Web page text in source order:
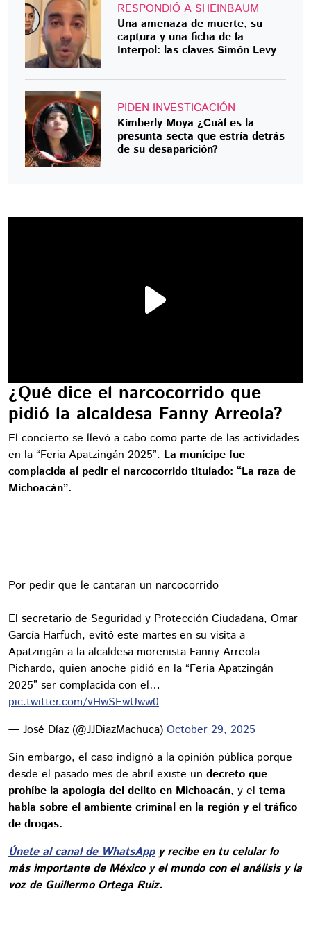
RESPONDIÓ A SHEINBAUM
Una amenaza de muerte, su
captura y una ficha de la
Interpol: las claves Simón Levy
PIDEN INVESTIGACIÓN
Kimberly Moya ¿Cuál es la
presunta secta que estría detrás
de su desaparición?
¿Qué dice el narcocorrido que
pidió la alcaldesa Fanny Arreola?
El concierto se llevó a cabo como parte de las actividades
en la “Feria Apatzingán 2025”. La munícipe fue
complacida al pedir el narcocorrido titulado: “La raza de
Michoacán”.
Por pedir que le cantaran un narcocorrido
El secretario de Seguridad y Protección Ciudadana, Omar
García Harfuch, evitó este martes en su visita a
Apatzingán a la alcaldesa morenista Fanny Arreola
Pichardo, quien anoche pidió en la “Feria Apatzingán
2025” ser complacida con el…
pic.twitter.com/vHwSEwUww0
— José Díaz (@JJDiazMachuca) October 29, 2025
Sin embargo, el caso indignó a la opinión pública porque
desde el pasado mes de abril existe un decreto que
prohíbe la apología del delito en Michoacán, y el tema
habla sobre el ambiente criminal en la región y el tráfico
de drogas.
Únete al canal de WhatsAppy recibe en tu celular lo
más importante de México y el mundo con el análisis y la
voz de Guillermo Ortega Ruiz.